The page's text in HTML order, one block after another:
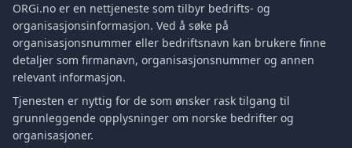
ORGi.no er en nettjeneste som tilbyr bedrifts- og
organisasjonsinformasjon. Ved å søke på
organisasjonsnummer eller bedriftsnavn kan brukere finne
detaljer som firmanavn, organisasjonsnummer og annen
relevant informasjon.
Tjenesten er nyttig for de som ønsker rask tilgang til
grunnleggende opplysninger om norske bedrifter og
organisasjoner.